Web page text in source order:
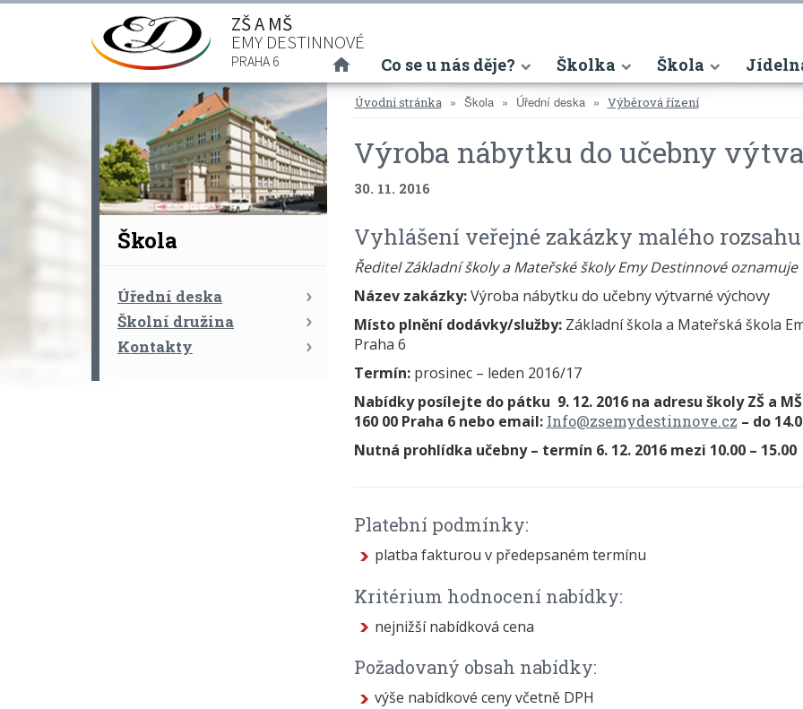
ZŠ A MŠ
EMY DESTINNOVÉ
PRAHA 6 (current)
Co se u nás děje? Školka Škola
Škola
Úřední deska
Školní družina
Kontakty
Úvodní stránka Škola Úřední deska Výběrová řízení
Výroba nábytku do učebny
30. 11. 2016
Vyhlášení veřejné zakázky malého rozsahu
Ředitel Základní školy a Mateřské školy Emy Destinnové
Název zakázky:Výroba nábytku do učebny výtvarné výchovy
Místo plnění dodávky/služby: Základní škola a Mateřská škola
Praha 6
Termín: prosinec – leden 2016/17
Nabídky posílejte do pátku 9. 12. 2016 na adresu školy ZŠ a
160 00 Praha 6 nebo email: Info@zsemydestinnove.cz – do
Nutná prohlídka učebny – termín 6. 12. 2016 mezi 10.00 – 15.00
Platební podmínky:
platba fakturou v předepsaném termínu
Kritérium hodnocení nabídky:
nejnižší nabídková cena
Požadovaný obsah nabídky:
výše nabídkové ceny včetně DPH